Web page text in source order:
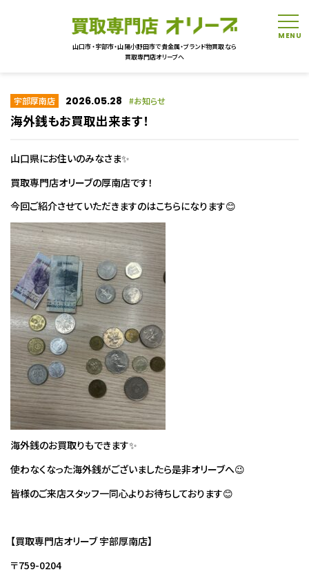
山口市・宇部市・山陽小野田市で貴金属・ブランド物買取なら
買取専門店オリーブへ
宇部厚南店 2026.05.28 お知らせ
海外銭もお買取出来ます！
山口県にお住いのみなさま✨
買取専門店オリーブの厚南店です！
今回ご紹介させていただきますのはこちらになります😊
海外銭のお買取りもできます✨
使わなくなった海外銭がございましたら是非オリーブへ😉
皆様のご来店スタッフ一同心よりお待ちしております😊
【買取専門店オリーブ 宇部厚南店】
〒759-0204